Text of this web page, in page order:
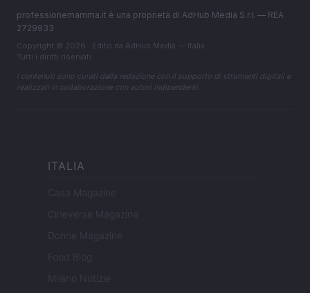
professionemamma.it è una proprietà di AdHub Media S.r.l. — REA
2729933
Copyright © 2026 · Edito da AdHub Media — Italia
Tutti i diritti riservati
I contenuti sono curati dalla redazione con il supporto di strumenti digitali e
realizzati in collaborazione con autori indipendenti.
ITALIA
Casa Magazine
Cineverse Magazine
Donne Magazine
Food Blog
Milano Notizie